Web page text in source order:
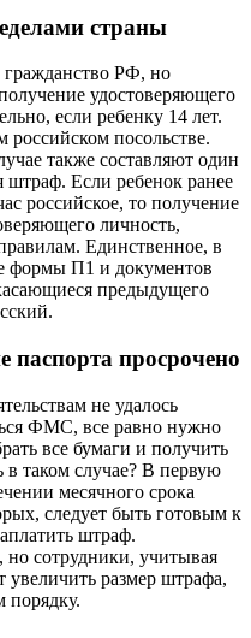
страны
гражданство РФ, но
удостоверяющего
если ребенку 14 лет.
посольстве.
также составляют один
штраф. Если ребенок ранее
российское, то получение
личность,
Единственное, в
формы П1 и документов
предыдущего
паспорта просрочено
не удалось
ФМС, все равно нужно
все бумаги и получить
в таком случае? В первую
месячного срока
следует быть готовым к
штраф.
сотрудники, учитывая
размер штрафа,
порядку.